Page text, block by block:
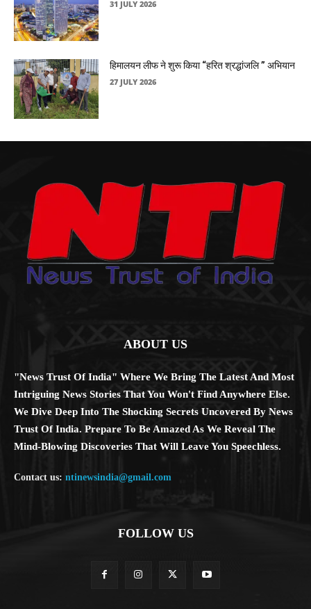
31 JULY 2026
हिमालयन लीफ ने शुरू किया “हरित श्रद्धांजलि ” अभियान
27 JULY 2026
ABOUT US
"News Trust Of India" Where We Bring The Latest And Most
Intriguing News Stories That You Won't Find Anywhere Else.
We Dive Deep Into The Shocking Secrets Uncovered By News
Trust Of India. Prepare To Be Amazed As We Reveal The
Mind-Blowing Discoveries That Will Leave You Speechless.
Contact us: ntinewsindia@gmail.com
FOLLOW US